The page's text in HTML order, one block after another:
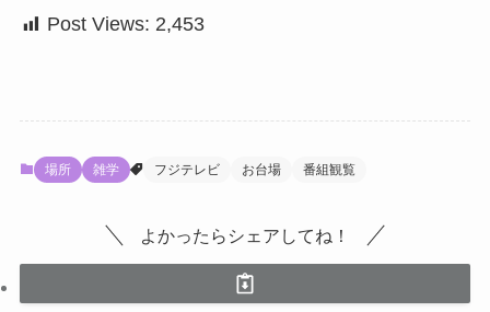
Post Views: 2,453
場所 雑学 フジテレビ お台場 番組観覧
よかったらシェアしてね！